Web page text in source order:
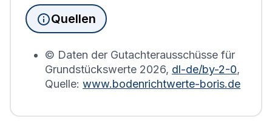
Grundsteuererklärung auf Basis des
Bodenrichtwerts des entsprechenden Jahres
Quellen
© Daten der Gutachterausschüsse für
Grundstückswerte 2026, dl-de/by-2-0,
Quelle: www.bodenrichtwerte-boris.de